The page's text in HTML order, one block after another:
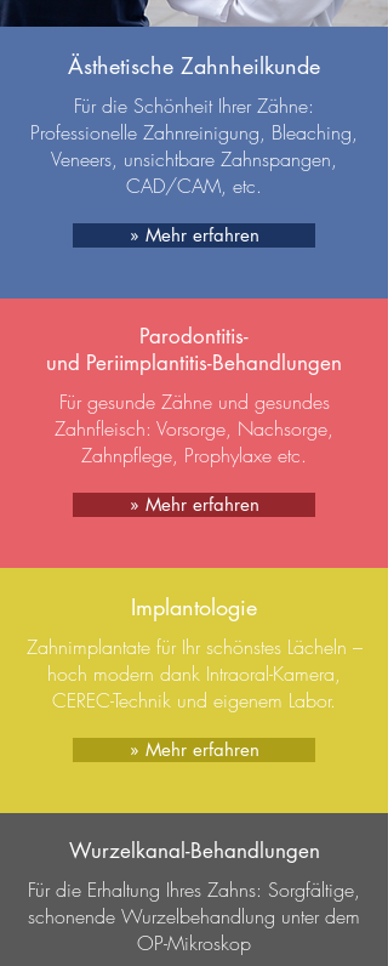
Ästhetische Zahnheilkunde
Für die Schönheit Ihrer Zähne:
Professionelle Zahnreinigung, Bleaching,
Veneers, unsichtbare Zahnspangen,
CAD/CAM, etc.
» Mehr erfahren
Parodontitis-
und Periimplantitis-Behandlungen
Für gesunde Zähne und gesundes
Zahnfleisch: Vorsorge, Nachsorge,
Zahnpflege, Prophylaxe etc.
» Mehr erfahren
Implantologie
Zahnimplantate für Ihr schönstes Lächeln –
hoch modern dank Intraoral-Kamera,
CEREC-Technik und eigenem Labor.
» Mehr erfahren
Wurzelkanal-Behandlungen
Für die Erhaltung Ihres Zahns: Sorgfältige,
schonende Wurzelbehandlung unter dem
OP-Mikroskop